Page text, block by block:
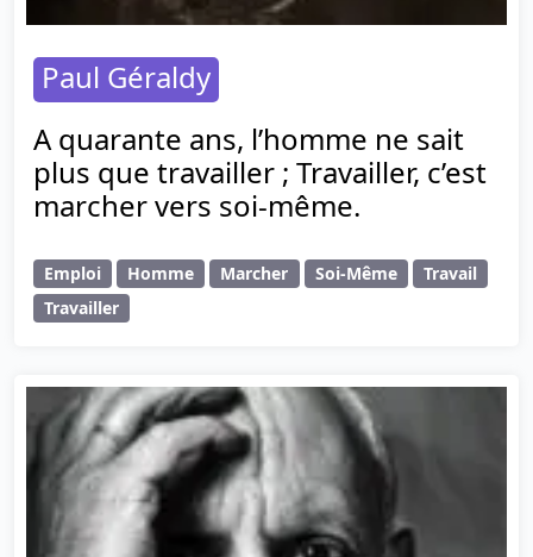
Paul Géraldy
A quarante ans, l’homme ne sait
plus que travailler ; Travailler, c’est
marcher vers soi-même.
Emploi Homme Marcher Soi-Même
Travail
Travailler